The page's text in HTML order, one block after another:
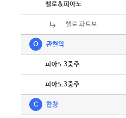
첼로&피아노
첼로 파트보
O 관현악
피아노3중주
피아노3중주
C 합창